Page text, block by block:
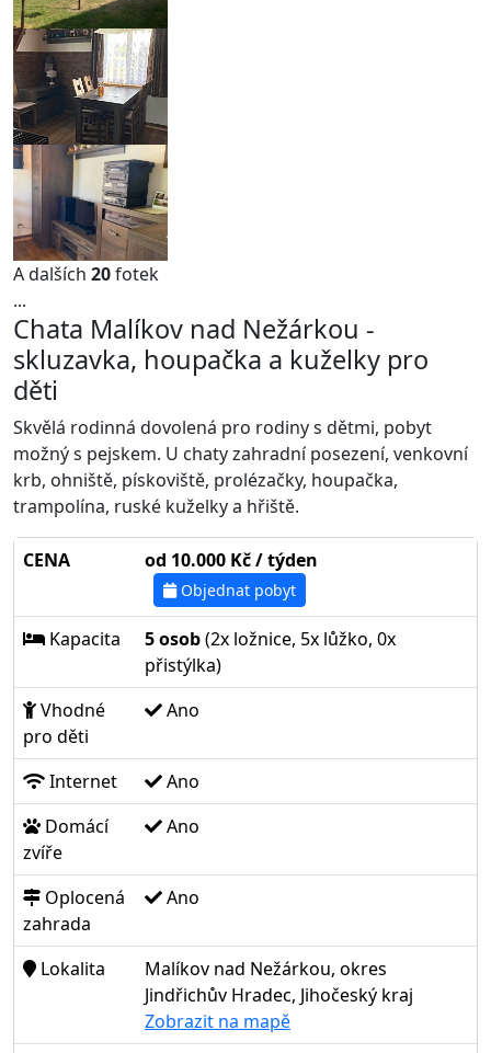
A dalších 20fotek
...
Chata Malíkov nad Nežárkou -
skluzavka, houpačka a kuželky pro
děti
Skvělá rodinná dovolená pro rodiny s dětmi, pobyt
možný s pejskem. U chaty zahradní posezení, venkovní
krb, ohniště, pískoviště, prolézačky, houpačka,
trampolína, ruské kuželky a hřiště.
CENA od 10.000 Kč / týden
Objednat pobyt
Kapacita 5 osob(2x ložnice, 5x lůžko, 0x
přistýlka)
Vhodné
pro děti
Ano
Internet
Ano
Domácí
zvíře
Ano
Oplocená
zahrada
Ano
Lokalita
Malíkov nad Nežárkou, okres
Jindřichův Hradec, Jihočeský kraj
Zobrazit na mapě